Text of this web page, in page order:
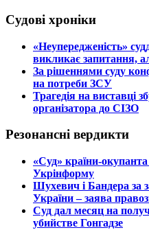
Судові хроніки
​«Неупередженість»
викликає запитання,
​За рішеннями суду
на потреби ЗСУ
​Трагедія на виставці
організатора до СІЗО
Резонансні вердикти
​«Суд» країни-
Укрінформу
Шухевич і Бандера за
України – заява
Суд дал месяц на
убийстве Гонгадзе